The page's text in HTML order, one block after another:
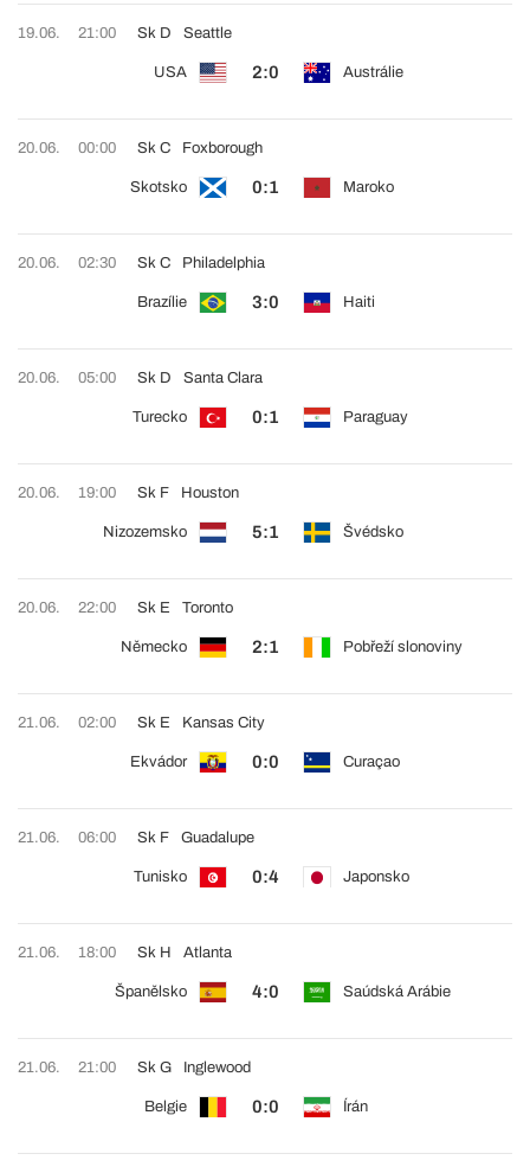
19.06. 21:00 Sk D
USA 2:0 Austrálie
Seattle
20.06. 00:00 Sk C
Skotsko 0:1 Maroko
Foxborough
20.06. 02:30 Sk C
Brazílie 3:0 Haiti
Philadelphia
20.06. 05:00 Sk D
Turecko 0:1 Paraguay
Santa Clara
20.06. 19:00 Sk F
Nizozemsko 5:1 Švédsko
Houston
20.06. 22:00 Sk E
Německo 2:1 Pobřeží slonoviny
Toronto
21.06. 02:00 Sk E
Ekvádor 0:0 Curaçao
Kansas City
21.06. 06:00 Sk F
Tunisko 0:4 Japonsko
Guadalupe
21.06. 18:00 Sk H
Španělsko 4:0 Saúdská Arábie
Atlanta
21.06. 21:00 Sk G
Belgie 0:0 Írán
Inglewood